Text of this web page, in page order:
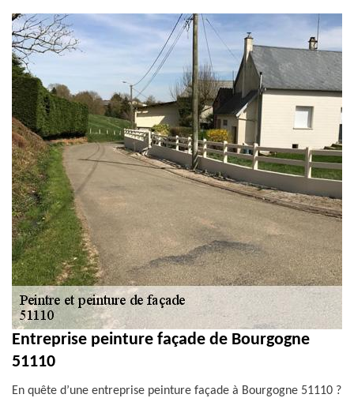
et PVC 51
Entreprise peinture façade de Bourgogne
51110
En quête d’une entreprise peinture façade à Bourgogne 51110 ?